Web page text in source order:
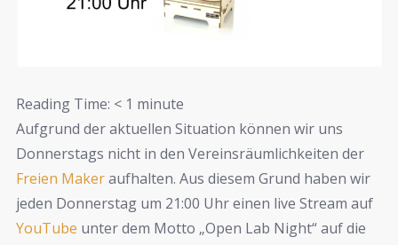
Reading Time: < 1 minute
Aufgrund der aktuellen Situation können wir uns
Donnerstags nicht in den Vereinsräumlichkeiten der
Freien Makeraufhalten. Aus diesem Grund haben wir
jeden Donnerstag um 21:00 Uhr einen live Stream auf
YouTube unter dem Motto „Open Lab Night“ auf die